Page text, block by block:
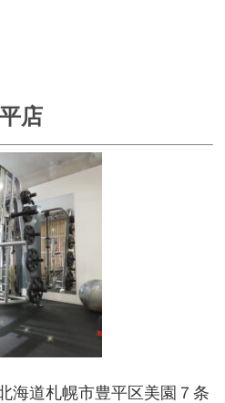
店
道札幌市豊平区美園７条